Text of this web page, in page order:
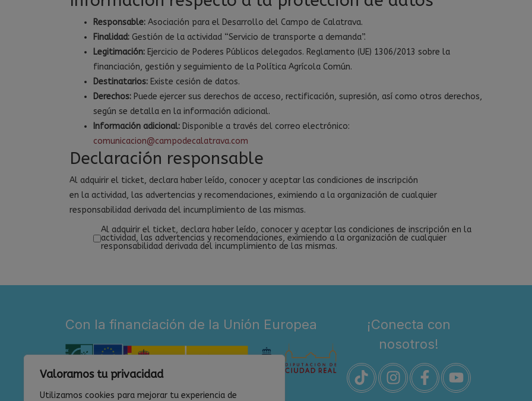
Valoramos tu privacidad
Utilizamos cookies para mejorar tu experiencia de
Responsable: Asociación para el Desarrollo del Campo de Calatrava.
Finalidad: Gestión de la actividad “Servicio de transporte a demanda”.
Legitimación: Ejercicio de Poderes Públicos delegados. Reglamento (UE) 1306/2013 sobre la
financiación, gestión y seguimiento de la Política Agrícola Común.
Destinatarios: Existe cesión de datos.
Derechos: Puede ejercer sus derechos de acceso, rectificación, supresión, así como otros derechos,
según se detalla en la información adicional.
Información adicional: Disponible a través del correo electrónico:
comunicacion@campodecalatrava.com
Declaración responsable
Al adquirir el ticket, declara haber leído, conocer y aceptar las condiciones de inscripción
en la actividad, las advertencias y recomendaciones, eximiendo a la organización de cualquier
responsabilidad derivada del incumplimiento de las mismas.
Al adquirir el ticket, declara haber leído, conocer y aceptar las condiciones de inscripción en la
actividad, las advertencias y recomendaciones, eximiendo a la organización de cualquier
responsabilidad derivada del incumplimiento de las mismas.
Con la financiación de la Unión Europea
¡Conecta con
nosotros!